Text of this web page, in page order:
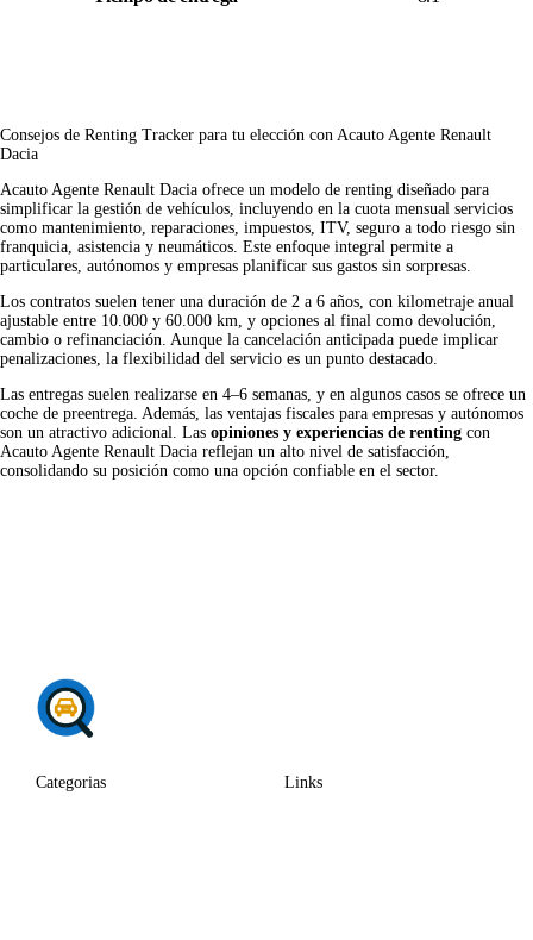
Consejos de Renting Tracker para tu elección con Acauto Agente Renault
Dacia
Acauto Agente Renault Dacia ofrece un modelo de renting diseñado para
simplificar la gestión de vehículos, incluyendo en la cuota mensual servicios
como mantenimiento, reparaciones, impuestos, ITV, seguro a todo riesgo sin
franquicia, asistencia y neumáticos. Este enfoque integral permite a
particulares, autónomos y empresas planificar sus gastos sin sorpresas.
Los contratos suelen tener una duración de 2 a 6 años, con kilometraje anual
ajustable entre 10.000 y 60.000 km, y opciones al final como devolución,
cambio o refinanciación. Aunque la cancelación anticipada puede implicar
penalizaciones, la flexibilidad del servicio es un punto destacado.
Las entregas suelen realizarse en 4–6 semanas, y en algunos casos se ofrece un
coche de preentrega. Además, las ventajas fiscales para empresas y autónomos
son un atractivo adicional. Las opiniones y experiencias de renting con
Acauto Agente Renault Dacia reflejan un alto nivel de satisfacción,
consolidando su posición como una opción confiable en el sector.
Categorias Links